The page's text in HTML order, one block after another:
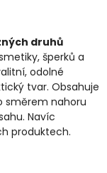
druhů
šperků a
odolné
tvar. Obsahuje
směrem nahoru
Navíc
produktech.